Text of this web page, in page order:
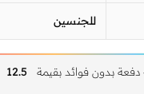
للجنسين
12.5